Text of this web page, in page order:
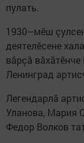
пулать.
1930–мӗш
деятелӗсене
вăрçă
Ленинград
Легендарлă
Уланова, Мария
Федор Волков